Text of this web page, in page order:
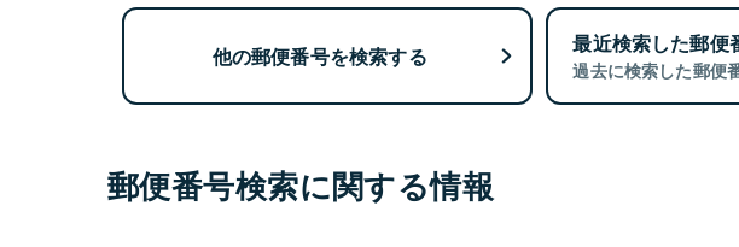
他の郵便番号を検索する 最近検索した郵便
過去に検索した郵便
郵便番号検索に関する情報